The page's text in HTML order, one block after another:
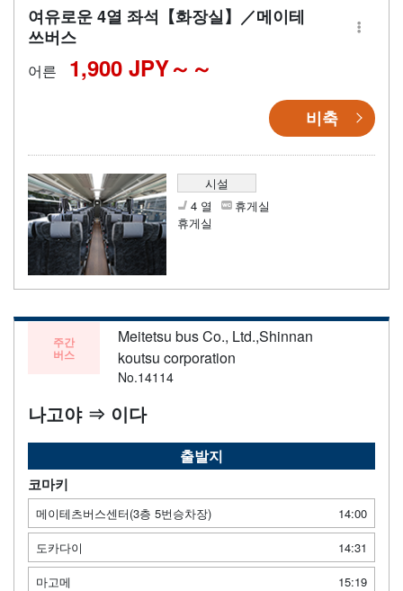
여유로운 4열 좌석【화장실】／메이테
쓰버스
어른 1,900 JPY～
비축
시설
4 열
휴게실
휴게실
주간
버스
Meitetsu bus Co., Ltd.,Shinnan
koutsu corporation
No.14114
나고야 ⇒ 이다
출발지
코마키
메이테츠버스센터(3층 5번승차장)
14:00
도카다이
14:31
마고메
15:19